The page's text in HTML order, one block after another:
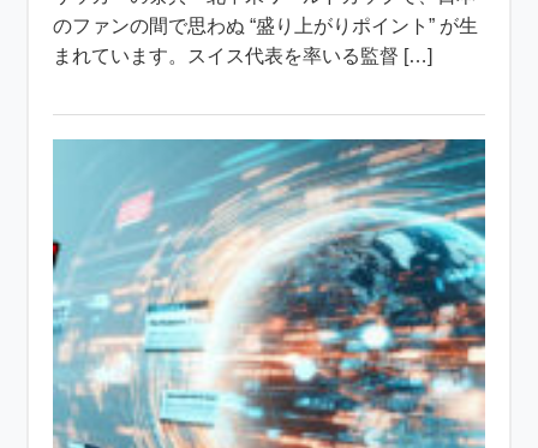
のファンの間で思わぬ “盛り上がりポイント” が生
まれています。スイス代表を率いる監督 […]